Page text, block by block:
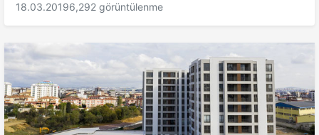
18.03.20196,292 görüntülenme